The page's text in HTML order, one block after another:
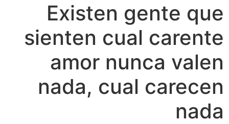
Existen gente que
sienten cual carente
amor nunca valen
nada, cual carecen
nada